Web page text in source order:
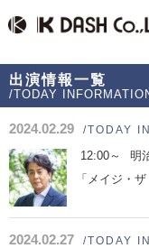
出演情報一覧
/TODAY
2024.02.29 /TODAY
12:00～
明
「メイジ・
2024.02.27 /TODAY